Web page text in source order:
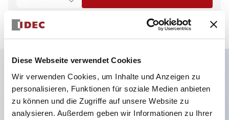
Diese Webseite verwendet Cookies
Wir verwenden Cookies, um Inhalte und Anzeigen zu
personalisieren, Funktionen für soziale Medien anbieten
zu können und die Zugriffe auf unsere Website zu
analysieren. Außerdem geben wir Informationen zu Ihrer
Hauptmerkmale
Erweiterter Druckknopf, 1 Schließer-2 Öffner-